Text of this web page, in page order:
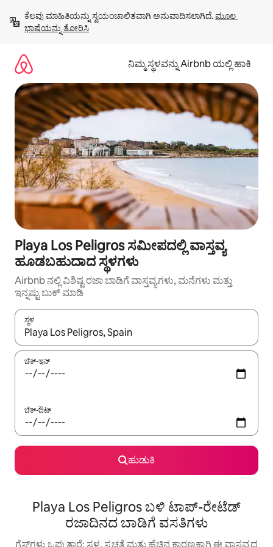
ಹೋಗಿ
ಕೆಲವು ಮಾಹಿತಿಯನ್ನು ಸ್ವಯಂಚಾಲಿತವಾಗಿ ಅನುವಾದಿಸಲಾಗಿದೆ. ಮೂಲ
ಭಾಷೆಯನ್ನು ತೋರಿಸಿ
ನಿಮ್ಮ ಸ್ಥಳವನ್ನು Airbnb ಯಲ್ಲಿ ಹಾಕಿ
Playa Los Peligros ಸಮೀಪದಲ್ಲಿ ವಾಸ್ತವ್ಯ
ಹೂಡಬಹುದಾದ ಸ್ಥಳಗಳು
Airbnb ನಲ್ಲಿ ವಿಶಿಷ್ಟ ರಜಾ ಬಾಡಿಗೆ ವಾಸ್ತವ್ಯಗಳು, ಮನೆಗಳು ಮತ್ತು
ಇನ್ನಷ್ಟು ಬುಕ್ ಮಾಡಿ
ಸ್ಥಳ
ಫಲಿತಾಂಶಗಳು ಲಭ್ಯವಿರುವಾಗ, ಅಪ್ ಮತ್ತು ಡೌನ್ ಬಾಣದ ಕೀಲಿಗಳೊಂದಿಗೆ
ಚೆಕ್-ಇನ್
ಚೆಕ್-ಔಟ್
ಹುಡುಕಿ
Playa Los Peligros ಬಳಿ ಟಾಪ್-ರೇಟೆಡ್
ರಜಾದಿನದ ಬಾಡಿಗೆ ವಸತಿಗಳು
ಗೆಸ್ಟ್‌ಗಳು ಒಪ್ಪುತ್ತಾರೆ: ಸ್ಥಳ, ಸ್ವಚ್ಛತೆ ಮತ್ತು ಹೆಚ್ಚಿನ ಕಾರಣಕ್ಕಾಗಿ ಈ ವಾಸ್ತವ್ಯದ